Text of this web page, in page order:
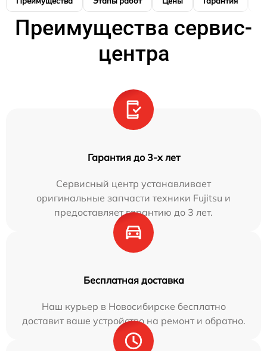
Преимущества сервис-
центра
Гарантия до 3-х лет
Сервисный центр устанавливает
оригинальные запчасти техники Fujitsu и
предоставляет гарантию до 3 лет.
Бесплатная доставка
Наш курьер в Новосибирске бесплатно
доставит ваше устройство на ремонт и обратно.